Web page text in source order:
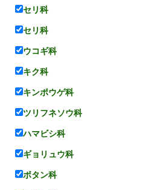
セリ科
セリ科
ウコギ科
キク科
キンポウゲ科
ツリフネソウ科
ハマビシ科
ギョリュウ科
ボタン科